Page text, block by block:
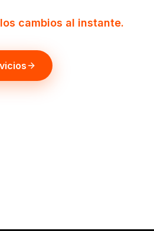
cambios al instante.